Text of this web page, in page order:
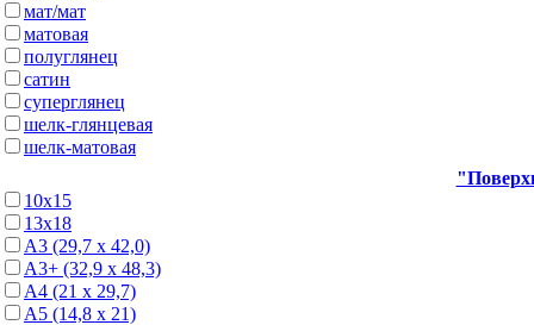
мат/мат
матовая
полуглянец
сатин
суперглянец
шелк-глянцевая
шелк-матовая
10х15
13х18
А3 (29,7 х 42,0)
А3+ (32,9 х 48,3)
А4 (21 х 29,7)
А5 (14,8 х 21)